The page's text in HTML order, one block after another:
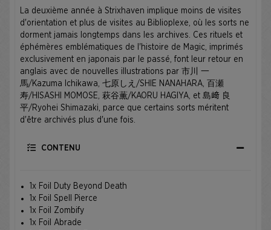
La deuxième année à Strixhaven implique moins de visites
d'orientation et plus de visites au Biblioplexe, où les sorts ne
dorment jamais longtemps dans les archives. Ces rituels et
éphémères emblématiques de l'histoire de Magic, imprimés
exclusivement en japonais par le passé, font leur retour en
anglais avec de nouvelles illustrations par 市川 一
馬/Kazuma Ichikawa, 七原しえ/SHIE NANAHARA, 百瀬
寿/HISASHI MOMOSE, 萩谷薫/KAORU HAGIYA, et 島﨑 良
平/Ryohei Shimazaki, parce que certains sorts méritent
d'être archivés plus d'une fois.
CONTENU
1x Foil Duty Beyond Death
1x Foil Spell Pierce
1x Foil Zombify
1x Foil Abrade